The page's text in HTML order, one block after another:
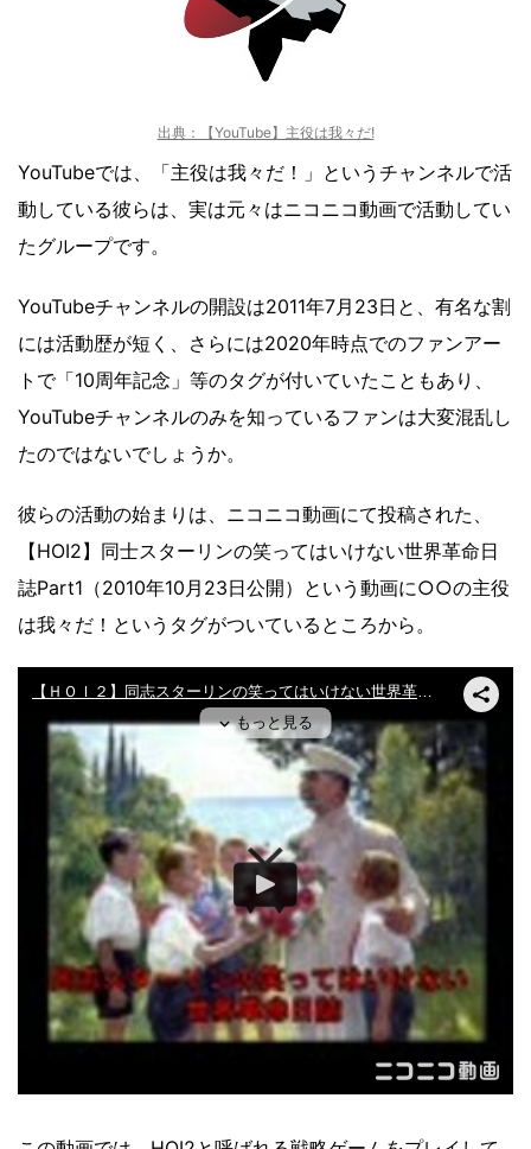
出典：【YouTube】主役は我々だ!
YouTubeでは、「主役は我々だ！」というチャンネルで活
動している彼らは、実は元々はニコニコ動画で活動してい
たグループです。
YouTubeチャンネルの開設は2011年7月23日と、有名な割
には活動歴が短く、さらには2020年時点でのファンアー
トで「10周年記念」等のタグが付いていたこともあり、
YouTubeチャンネルのみを知っているファンは大変混乱し
たのではないでしょうか。
彼らの活動の始まりは、ニコニコ動画にて投稿された、
【HOI2】同士スターリンの笑ってはいけない世界革命日
誌Part1（2010年10月23日公開）という動画に○○の主役
は我々だ！というタグがついているところから。